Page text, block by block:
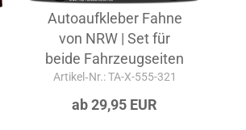
Autoaufkleber Fahne
von NRW | Set für
beide Fahrzeugseiten
Artikel‑Nr.: TA-X-555-321
ab 29,95 EUR